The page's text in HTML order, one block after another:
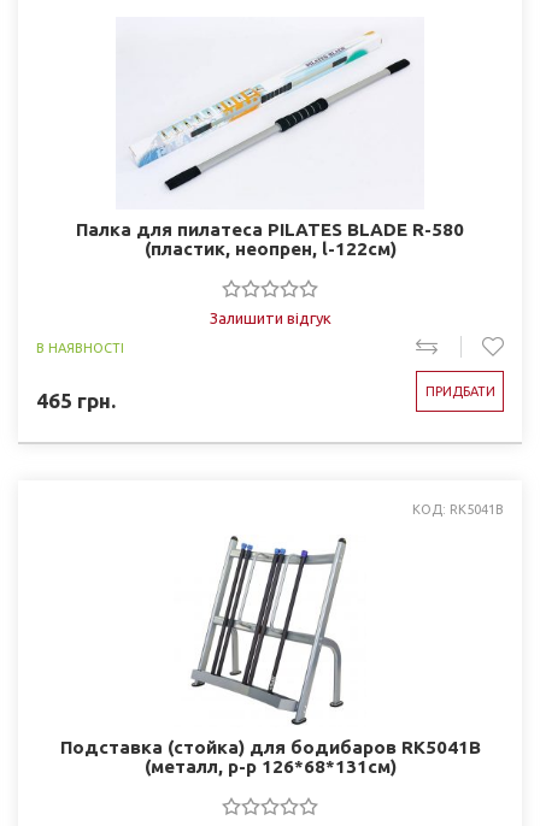
Палка для пилатеса PILATES BLADE R-580
(пластик, неопрен, l-122см)
Залишити відгук
В НАЯВНОСТІ
465 грн. ПРИДБАТИ
КОД: RK5041B
Подставка (стойка) для бодибаров RK5041B
(металл, р-р 126*68*131cм)